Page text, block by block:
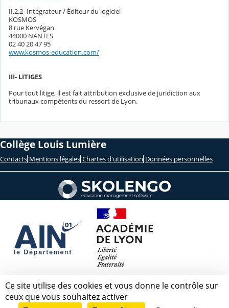
II.2.2- Intégrateur / Éditeur du logiciel
KOSMOS
8 rue Kervégan
44000 NANTES
02 40 20 47 95
www.kosmos-education.com/
III- LITIGES
Pour tout litige, il est fait attribution exclusive de juridiction aux
tribunaux compétents du ressort de Lyon.
Collège Louis Lumière
Contacts Mentions légales Chartes d'utilisation Données personnelles
Ce site utilise des cookies et vous donne le contrôle sur
ceux que vous souhaitez activer